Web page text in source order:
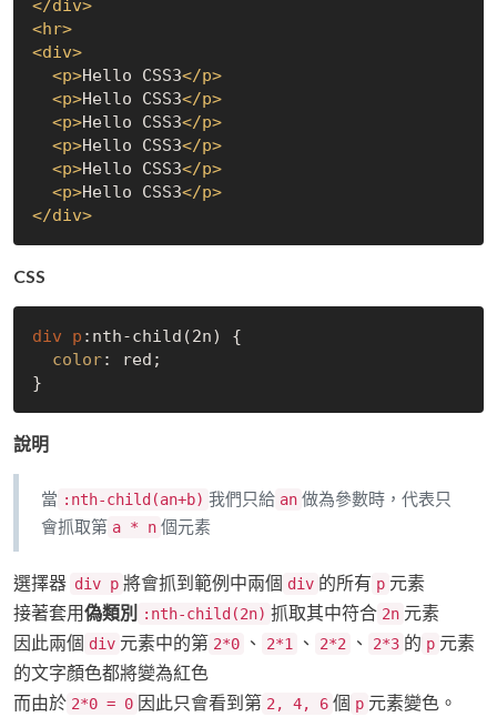
</div>
<hr>
<div>
<p>Hello CSS3</p>
<p>Hello CSS3</p>
<p>Hello CSS3</p>
<p>Hello CSS3</p>
<p>Hello CSS3</p>
<p>Hello CSS3</p>
</div>
CSS
div p :nth-child(2n)
{
color: red;
說明
當 :nth-child(an+b) 我們只給 an 做為參數時，代表只
會抓取第 a * n 個元素
選擇器 div p 將會抓到範例中兩個 div 的所有 p 元素
接著套用偽類別 :nth-child(2n) 抓取其中符合 2n 元素
因此兩個 div 元素中的第 2*0 、 2*1 、 2*2 、 2*3 的 p 元素
的文字顏色都將變為紅色
而由於 2*0 = 0 因此只會看到第 2, 4, 6 個 p 元素變色。